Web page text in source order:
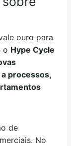
ouro para
o Hype Cycle
processos,
de
No